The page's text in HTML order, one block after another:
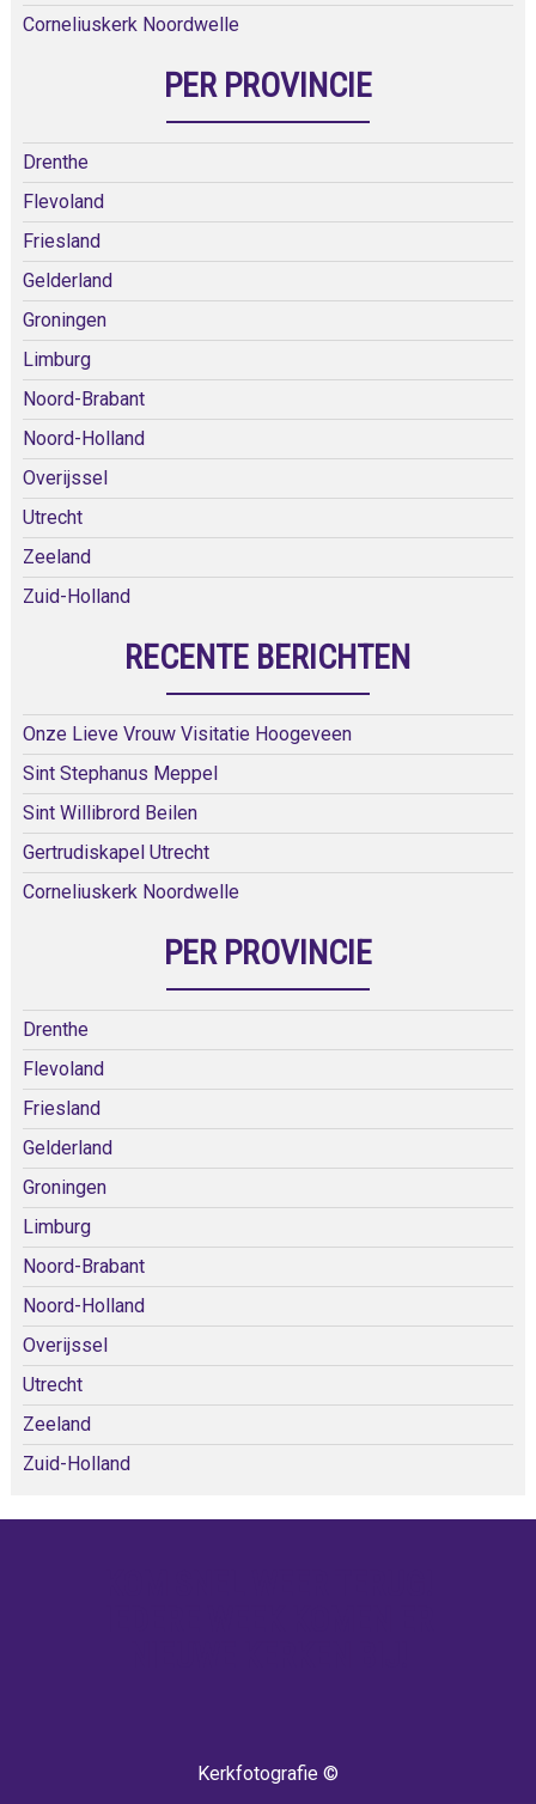
Corneliuskerk Noordwelle
PER PROVINCIE
Drenthe
Flevoland
Friesland
Gelderland
Groningen
Limburg
Noord-Brabant
Noord-Holland
Overijssel
Utrecht
Zeeland
Zuid-Holland
RECENTE BERICHTEN
Onze Lieve Vrouw Visitatie Hoogeveen
Sint Stephanus Meppel
Sint Willibrord Beilen
Gertrudiskapel Utrecht
Corneliuskerk Noordwelle
PER PROVINCIE
Drenthe
Flevoland
Friesland
Gelderland
Groningen
Limburg
Noord-Brabant
Noord-Holland
Overijssel
Utrecht
Zeeland
Zuid-Holland
Kerkfotografie ©